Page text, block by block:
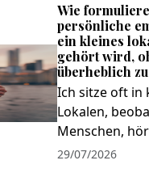
Wie
persönliche
ein kleines
gehört wird,
überheblich
Ich sitze oft in
Lokalen,
Menschen,
29/07/2026